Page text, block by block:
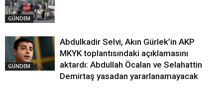
GÜNDEM
GÜNDEM
Abdulkadir Selvi, Akın Gürlek’in AKP
MKYK toplantısındaki açıklamasını
aktardı: Abdullah Öcalan ve Selahattin
Demirtaş yasadan yararlanamayacak